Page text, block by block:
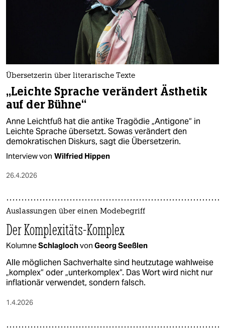
Übersetzerin über literarische Texte
„Leichte Sprache verändert Ästhetik
auf der Bühne“
Anne Leichtfuß hat die antike Tragödie „Antigone“ in
Leichte Sprache übersetzt. Sowas verändert den
demokratischen Diskurs, sagt die Übersetzerin.
Interview von Wilfried Hippen
26.4.2026
Auslassungen über einen Modebegriff
Der Komplexitäts-Komplex
KolumneSchlaglochvon Georg Seeßlen
Alle möglichen Sachverhalte sind heutzutage wahlweise
„komplex“ oder „unterkomplex“. Das Wort wird nicht nur
inflationär verwendet, sondern falsch.
1.4.2026